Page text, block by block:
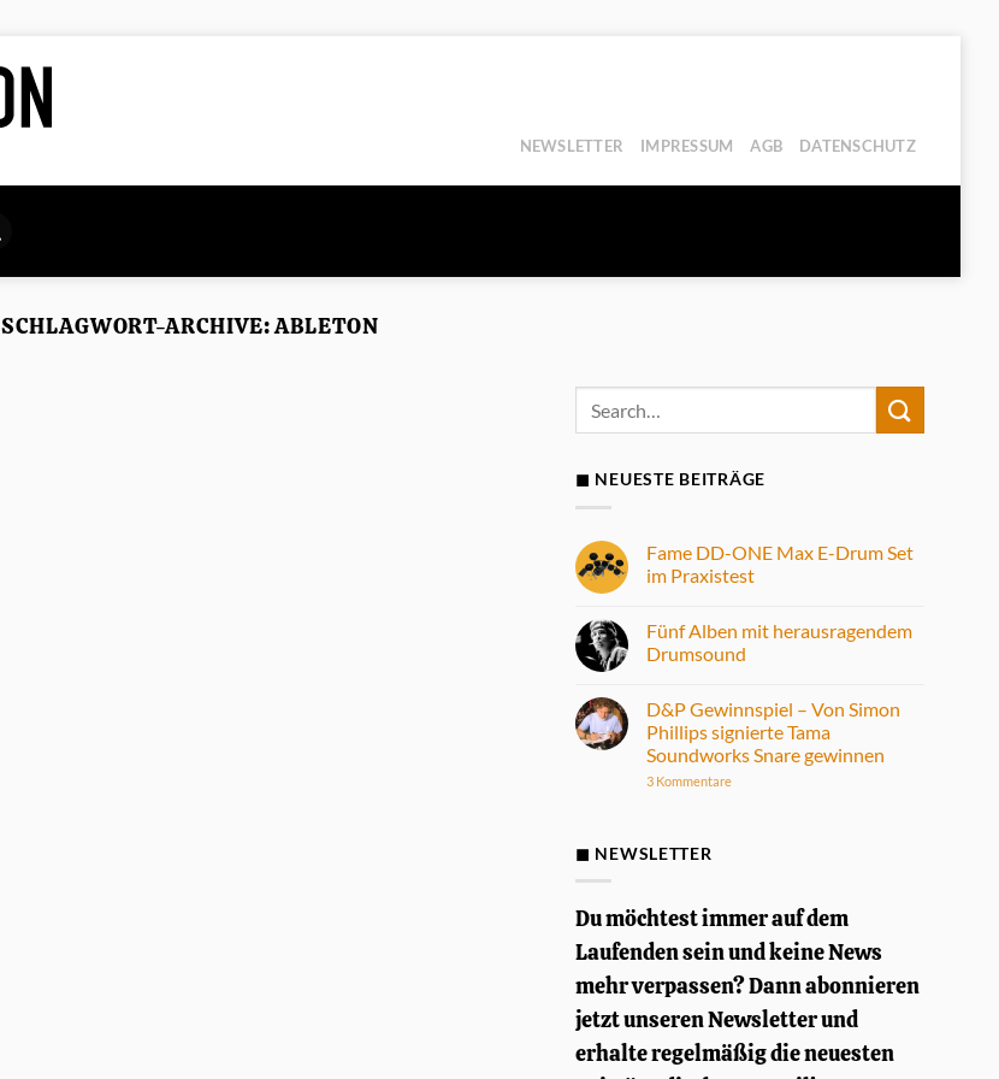
NEWSLETTER IMPRESSUM AGB DATENSCHUTZ
SCHLAGWORT-ARCHIVE:ABLETON
◼ NEUESTE BEITRÄGE
Fame DD-ONE Max E-Drum Set
im Praxistest
zu
Fame
DD-
E-
Drum
Set
im
Fünf Alben mit herausragendem
Drumsound
zu
Fünf
Alben
mit
Drumsound
D&P Gewinnspiel – Von Simon
Phillips signierte Tama
Soundworks Snare gewinnen
3 Kommentarezu
Soundworks
gewinnen
◼ NEWSLETTER
Du möchtest immer auf dem
Laufenden sein und keine News
mehr verpassen? Dann abonnieren
jetzt unseren Newsletter und
erhalte regelmäßig die neuesten